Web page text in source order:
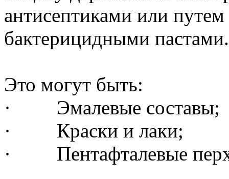
антисептиками или
бактерицидными пастами.
Это могут быть:
· Эмалевые составы;
· Краски и лаки;
· Пентафталевые